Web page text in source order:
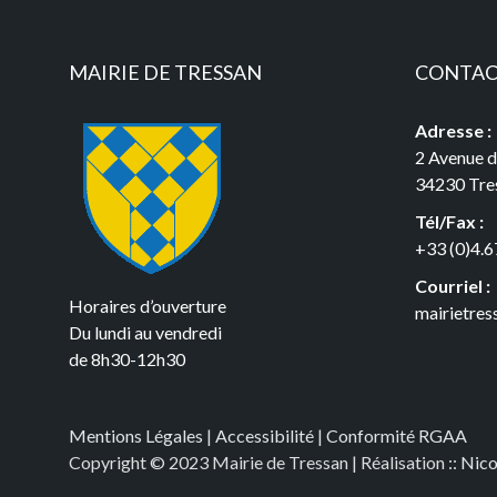
MAIRIE DE TRESSAN
Horaires d’ouverture
Du lundi au vendredi
de 8h30-12h30
Adresse :
2 Avenue
34230
Tél/Fax :
+33
Courriel :
Mentions Légales | Accessibilité | Conformité RGAA
Copyright © 2023 Mairie de Tressan | Réalisation ::